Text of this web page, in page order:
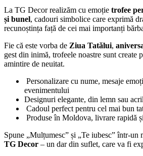
La TG Decor realizăm cu emoție trofee
și bunel, cadouri simbolice care exprimă
recunoștința față de cei mai importanți
Fie că este vorba de Ziua Tatălui,
gest din inimă, trofeele noastre sunt create
amintire de neuitat.
Personalizare cu nume, mesaje
evenimentului
Designuri elegante, din lemn sau
Cadoul perfect pentru cel mai bun
Produse în Moldova, livrare rapidă
Spune „Mulțumesc” și „Te iubesc” într-un
TG Decor – un dar din suflet, care va fi